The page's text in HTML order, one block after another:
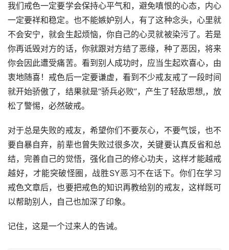
我们戒色一定要学会保持心平气和，避免嗔恨的心态，内心
一定要祥和稳定。也不能嫉妒别人，有了这种念头，心里就
不会安宁，就会生起烦恼，你自己的心灵就被染污了。若是
你再诋毁对方的话，你就跟对方结了恶缘，种了恶因，将来
你会因此遭受痛苦。看到别人成功时，应当生起欢喜心，由
衷地随喜！戒色后一定要谦虚，看到不少戒友戒了一段时间
就开始骄傲了，结果就是“骄兵必败”，产生了轻敌思想,，放
松了警惕，必然破戒。
对于总是失败的戒友，希望你们不要灰心，不要气馁，也不
要自暴自弃，前辈也曾失败过很多次，关键要认真反省和总
结，完善自己的觉悟，强化自己的修心功夫，这样才能越戒
越好，才能突破怪圈，战胜SY恶习不在话下。你们在学习
戒色文章后，也要把戒色的知识再教给别的戒友，这样既可
以帮助别人，自己也加深了印象。
记住，这是一个过来人的告诫。